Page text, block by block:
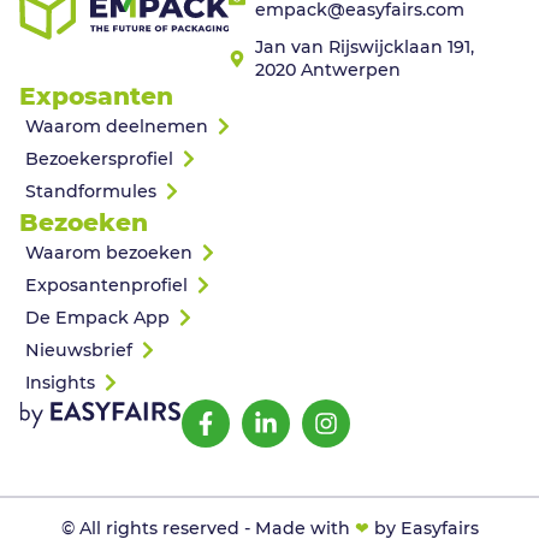
empack@easyfairs.com
Jan van Rijswijcklaan 191,
2020 Antwerpen
Exposanten
Waarom deelnemen
Bezoekersprofiel
Standformules
Bezoeken
Waarom bezoeken
Exposantenprofiel
De Empack App
Nieuwsbrief
Insights
© All rights reserved - Made with ❤ by Easyfairs